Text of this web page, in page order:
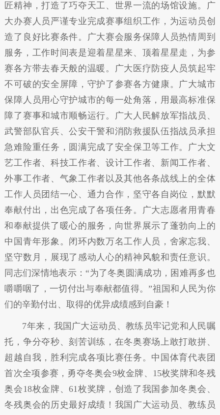
匠精神，打造了巧夺天工、世界一流的场馆设施。广
大办赛人员严谨专业完成赛事组织工作，为运动员创
造了良好比赛条件。广大赛会服务保障人员热情周到
服务，工作时间表是迎着星星来、顶着星星走，为参
赛各方带去春天般的温暖。广大医疗防疫人员筑起牢
不可破的安全屏障，守护了参赛各方健康。广大城市
保障人员用心守护城市的每一处角落，用最高标准保
障了赛事和城市顺畅运行。广大人民解放军指战员、
武警部队官兵、公安干警和消防救援队伍指战员承担
急难险重任务，圆满完成了安全保卫等工作。广大文
艺工作者、科技工作者、设计工作者、新闻工作者、
外事工作者、气象工作者以及其他各条战线上的全体
工作人员团结一心、通力合作，坚守各自岗位，默默
奉献付出，出色完成了各项任务。广大志愿者用青春
和奉献提供了暖心的服务，向世界展示了蓬勃向上的
中国青年形象。闭环内数万名工作人员，舍家忘我、
坚守数月，展现了感动人心的精神风貌和责任意识。
同志们深情地表示：“为了冬奥圆满成功，困难再多也
嚼嚼咽了，一切付出与奉献都值得。”祖国和人民为你
们的辛勤付出、取得的优异成绩感到自豪！
7年来，我国广大运动员、教练员牢记党和人民嘱
托，争分夺秒、刻苦训练，在冬奥赛场上敢打敢拼、
超越自我，胜利完成各项比赛任务。中国体育代表团
首次全项参赛，勇夺冬奥会9枚金牌、15枚奖牌和冬残
奥会18枚金牌、61枚奖牌，创造了我国参加冬奥会、
冬残奥会的历史最好成绩！我国广大运动员、教练员